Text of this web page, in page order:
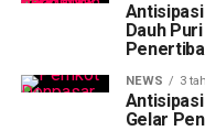
Dauh
NEWS 3
Gelar